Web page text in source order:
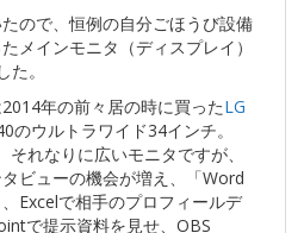
ので、恒例の自分ごほうび設備
メインモニタ（ディスプレイ）
。
年の前々居の時に買ったLG
のウルトラワイド34インチ。
れなりに広いモニタですが、
ビューの機会が増え、「Word
Excelで相手のプロフィールデ
で提示資料を見せ、OBS